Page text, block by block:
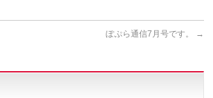
ぽぷら通信7月号です。 →